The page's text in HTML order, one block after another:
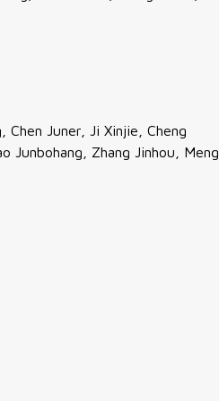
Chen Juner, Ji Xinjie, Cheng
Junbohang, Zhang Jinhou, Meng